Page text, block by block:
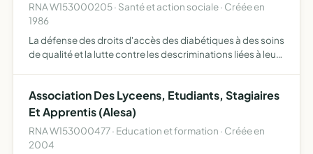
RNA W153000205 · Santé et action sociale · Créée en
1986
La défense des droits d'accès des diabétiques à des soins
de qualité et la lutte contre les descriminations liées à leur
Association Des Lyceens, Etudiants, Stagiaires
Et Apprentis (Alesa)
RNA W153000477 · Education et formation · Créée en
2004